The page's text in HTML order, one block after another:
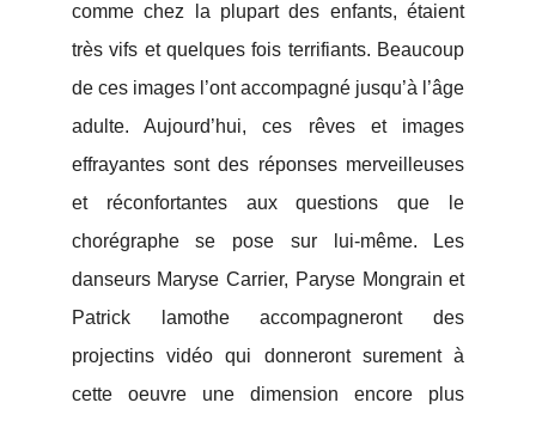
comme chez la plupart des enfants, étaient
très vifs et quelques fois terrifiants. Beaucoup
de ces images l’ont accompagné jusqu’à l’âge
adulte. Aujourd’hui, ces rêves et images
effrayantes sont des réponses merveilleuses
et réconfortantes aux questions que le
chorégraphe se pose sur lui-même. Les
danseurs Maryse Carrier, Paryse Mongrain et
Patrick lamothe accompagneront des
projectins vidéo qui donneront surement à
cette oeuvre une dimension encore plus